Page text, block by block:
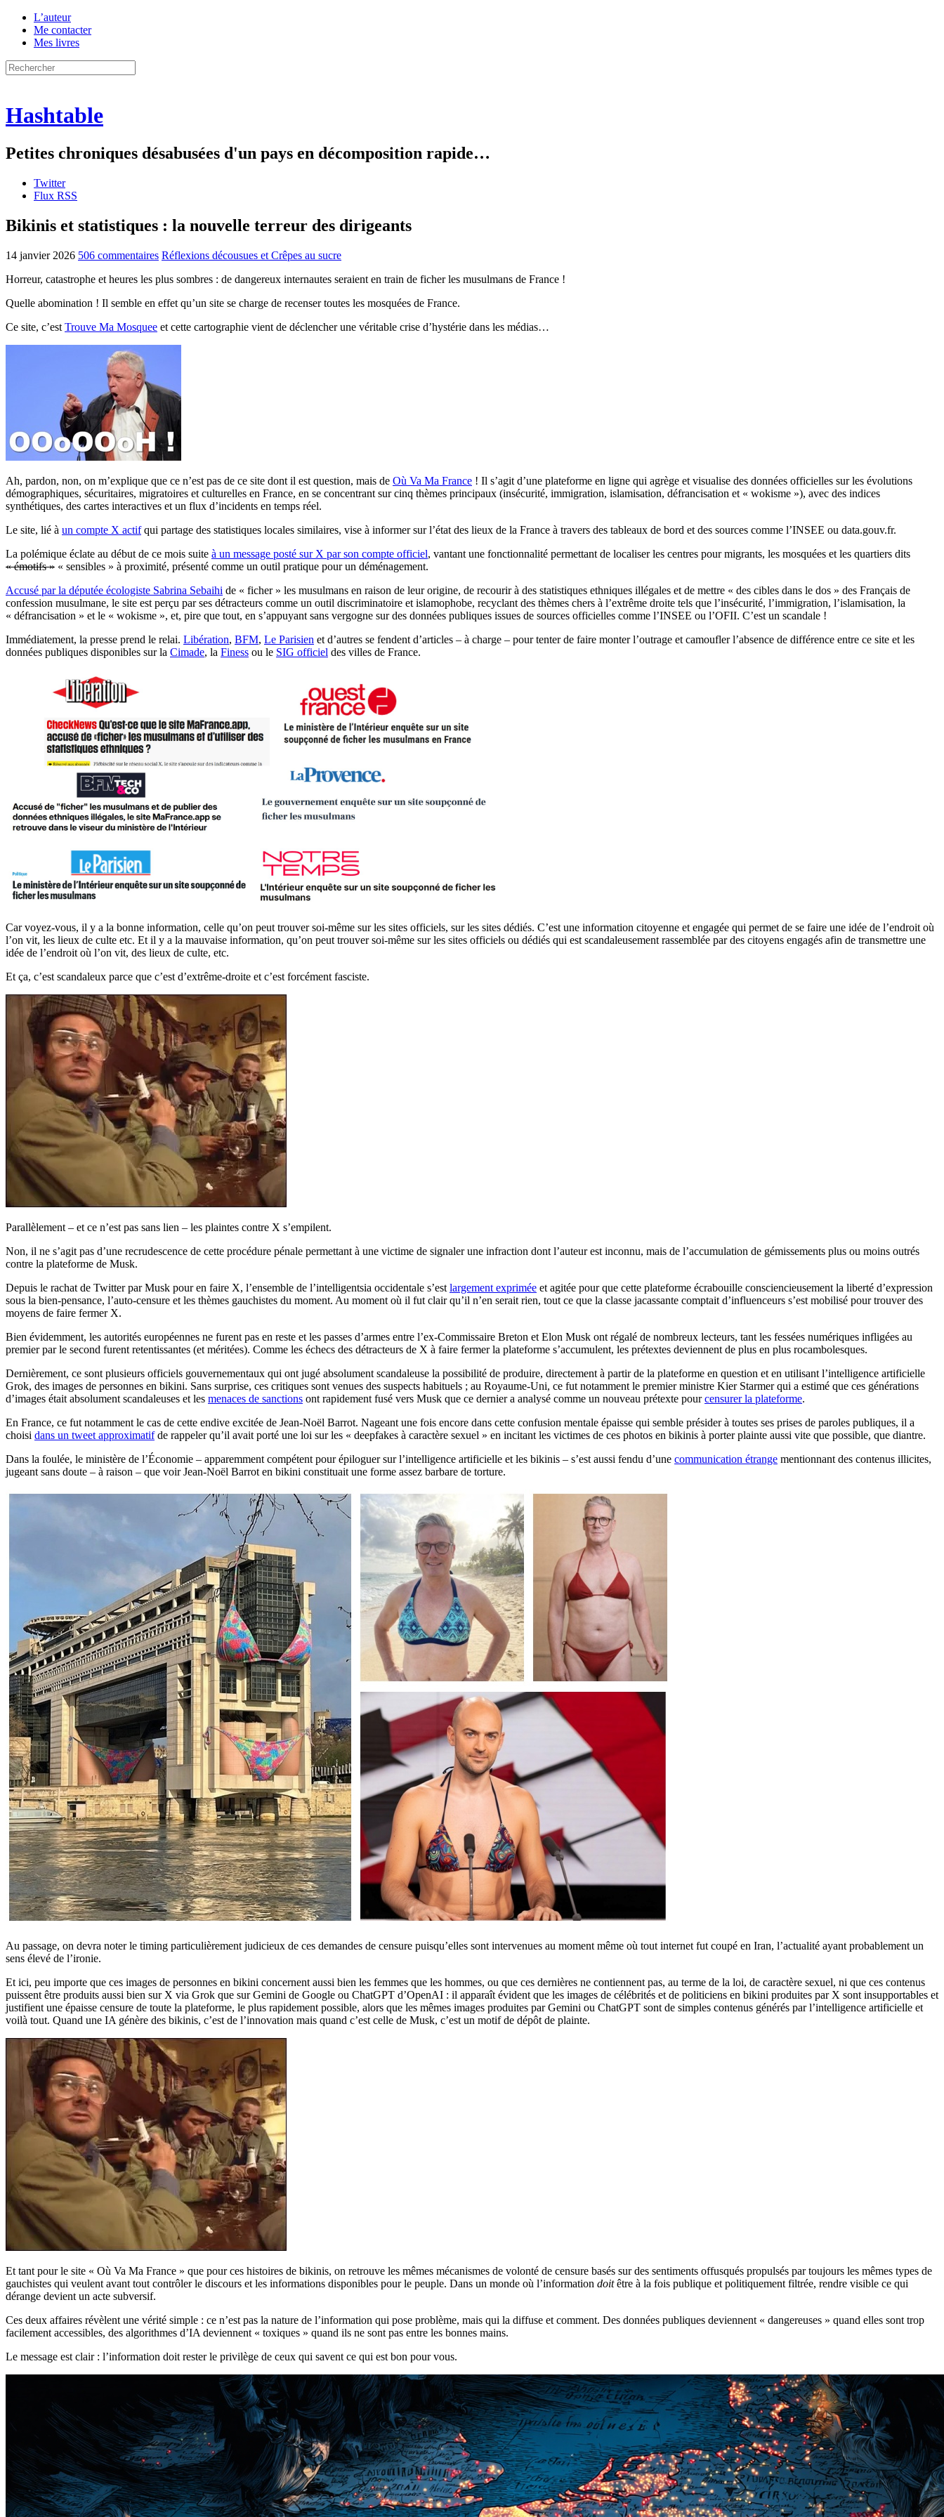
L’auteur
Me contacter
Mes livres
Hashtable
Petites chroniques désabusées d'un pays en décomposition rapide…
Twitter
Flux RSS
Bikinis et statistiques : la nouvelle terreur des dirigeants
14 janvier 2026 506 commentaires Réflexions décousues et Crêpes au sucre
Horreur, catastrophe et heures les plus sombres : de dangereux internautes seraient en train de ficher les musulmans de France !
Quelle abomination ! Il semble en effet qu’un site se charge de recenser toutes les mosquées de France.
Ce site, c’est Trouve Ma Mosquee et cette cartographie vient de déclencher une véritable crise d’hystérie dans les médias…
Ah, pardon, non, on m’explique que ce n’est pas de ce site dont il est question, mais de Où Va Ma France ! Il s’agit d’une plateforme en ligne qui agrège et visualise des données officielles sur les évolutions
démographiques, sécuritaires, migratoires et culturelles en France, en se concentrant sur cinq thèmes principaux (insécurité, immigration, islamisation, défrancisation et « wokisme »), avec des indices
synthétiques, des cartes interactives et un flux d’incidents en temps réel.
Le site, lié à un compte X actifqui partage des statistiques locales similaires, vise à informer sur l’état des lieux de la France à travers des tableaux de bord et des sources comme l’INSEE ou data.gouv.fr.
La polémique éclate au début de ce mois suite à un message posté sur X par son compte officiel, vantant une fonctionnalité permettant de localiser les centres pour migrants, les mosquées et les quartiers dits
« émotifs » « sensibles » à proximité, présenté comme un outil pratique pour un déménagement.
Accusé par la députée écologiste Sabrina Sebaihi de « ficher » les musulmans en raison de leur origine, de recourir à des statistiques ethniques illégales et de mettre « des cibles dans le dos » des Français de
confession musulmane, le site est perçu par ses détracteurs comme un outil discriminatoire et islamophobe, recyclant des thèmes chers à l’extrême droite tels que l’insécurité, l’immigration, l’islamisation, la
« défrancisation » et le « wokisme », et, pire que tout, en s’appuyant sans vergogne sur des données publiques issues de sources officielles comme l’INSEE ou l’OFII. C’est un scandale !
Immédiatement, la presse prend le relai. Libération, BFM, Le Parisien et d’autres se fendent d’articles – à charge – pour tenter de faire monter l’outrage et camoufler l’absence de différence entre ce site et les
données publiques disponibles sur la Cimade, la Finess ou le SIG officiel des villes de France.
Car voyez-vous, il y a la bonne information, celle qu’on peut trouver soi-même sur les sites officiels, sur les sites dédiés. C’est une information citoyenne et engagée qui permet de se faire une idée de l’endroit où
l’on vit, les lieux de culte etc. Et il y a la mauvaise information, qu’on peut trouver soi-même sur les sites officiels ou dédiés qui est scandaleusement rassemblée par des citoyens engagés afin de transmettre une
idée de l’endroit où l’on vit, des lieux de culte, etc.
Et ça, c’est scandaleux parce que c’est d’extrême-droite et c’est forcément fasciste.
Parallèlement – et ce n’est pas sans lien – les plaintes contre X s’empilent.
Non, il ne s’agit pas d’une recrudescence de cette procédure pénale permettant à une victime de signaler une infraction dont l’auteur est inconnu, mais de l’accumulation de gémissements plus ou moins outrés
contre la plateforme de Musk.
Depuis le rachat de Twitter par Musk pour en faire X, l’ensemble de l’intelligentsia occidentale s’est largement exprimée et agitée pour que cette plateforme écrabouille consciencieusement la liberté d’expression
sous la bien-pensance, l’auto-censure et les thèmes gauchistes du moment. Au moment où il fut clair qu’il n’en serait rien, tout ce que la classe jacassante comptait d’influenceurs s’est mobilisé pour trouver des
moyens de faire fermer X.
Bien évidemment, les autorités européennes ne furent pas en reste et les passes d’armes entre l’ex-Commissaire Breton et Elon Musk ont régalé de nombreux lecteurs, tant les fessées numériques infligées au
premier par le second furent retentissantes (et méritées). Comme les échecs des détracteurs de X à faire fermer la plateforme s’accumulent, les prétextes deviennent de plus en plus rocambolesques.
Dernièrement, ce sont plusieurs officiels gouvernementaux qui ont jugé absolument scandaleuse la possibilité de produire, directement à partir de la plateforme en question et en utilisant l’intelligence artificielle
Grok, des images de personnes en bikini. Sans surprise, ces critiques sont venues des suspects habituels ; au Royaume-Uni, ce fut notamment le premier ministre Kier Starmer qui a estimé que ces générations
d’images était absolument scandaleuses et les menaces de sanctions ont rapidement fusé vers Musk que ce dernier a analysé comme un nouveau prétexte pourcensurer la plateforme.
En France, ce fut notamment le cas de cette endive excitée de Jean-Noël Barrot. Nageant une fois encore dans cette confusion mentale épaisse qui semble présider à toutes ses prises de paroles publiques, il a
choisi dans un tweet approximatifde rappeler qu’il avait porté une loi sur les « deepfakes à caractère sexuel » en incitant les victimes de ces photos en bikinis à porter plainte aussi vite que possible, que diantre.
Dans la foulée, le ministère de l’Économie – apparemment compétent pour épiloguer sur l’intelligence artificielle et les bikinis – s’est aussi fendu d’une communication étrange mentionnant des contenus illicites,
jugeant sans doute – à raison – que voir Jean-Noël Barrot en bikini constituait une forme assez barbare de torture.
Au passage, on devra noter le timing particulièrement judicieux de ces demandes de censure puisqu’elles sont intervenues au moment même où tout internet fut coupé en Iran, l’actualité ayant probablement un
sens élevé de l’ironie.
Et ici, peu importe que ces images de personnes en bikini concernent aussi bien les femmes que les hommes, ou que ces dernières ne contiennent pas, au terme de la loi, de caractère sexuel, ni que ces contenus
puissent être produits aussi bien sur X via Grok que sur Gemini de Google ou ChatGPT d’OpenAI : il apparaît évident que les images de célébrités et de politiciens en bikini produites par X sont insupportables et
justifient une épaisse censure de toute la plateforme, le plus rapidement possible, alors que les mêmes images produites par Gemini ou ChatGPT sont de simples contenus générés par l’intelligence artificielle et
voilà tout. Quand une IA génère des bikinis, c’est de l’innovation mais quand c’est celle de Musk, c’est un motif de dépôt de plainte.
Et tant pour le site « Où Va Ma France » que pour ces histoires de bikinis, on retrouve les mêmes mécanismes de volonté de censure basés sur des sentiments offusqués propulsés par toujours les mêmes types de
gauchistes qui veulent avant tout contrôler le discours et les informations disponibles pour le peuple. Dans un monde où l’information doitêtre à la fois publique et politiquement filtrée, rendre visible ce qui
dérange devient un acte subversif.
Ces deux affaires révèlent une vérité simple : ce n’est pas la nature de l’information qui pose problème, mais qui la diffuse et comment. Des données publiques deviennent « dangereuses » quand elles sont trop
facilement accessibles, des algorithmes d’IA deviennent « toxiques » quand ils ne sont pas entre les bonnes mains.
Le message est clair : l’information doit rester le privilège de ceux qui savent ce qui est bon pour vous.